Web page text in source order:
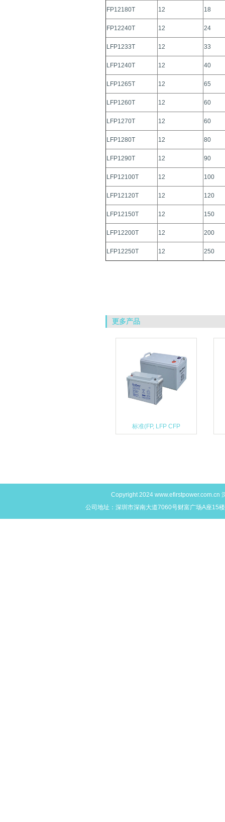
FP12180T 12 18
FP12240T 12 24
LFP1233T 12 33
LFP1240T 12 40
LFP1265T 12 65
LFP1260T 12 60
LFP1270T 12 60
LFP1280T 12 80
LFP1290T 12 90
LFP12100T 12 100
LFP12120T 12 120
LFP12150T 12 150
LFP12200T 12 200
LFP12250T 12 250
更多产品
标准(FP, LFP CFP
Copyright 2024 www.efirstpower.com.cn
公司地址：深圳市深南大道7060号财富广场A座15